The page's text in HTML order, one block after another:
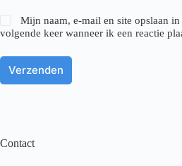
Mijn naam, e-mail en site opslaan
volgende keer wanneer ik een reactie
Verzenden
Contact